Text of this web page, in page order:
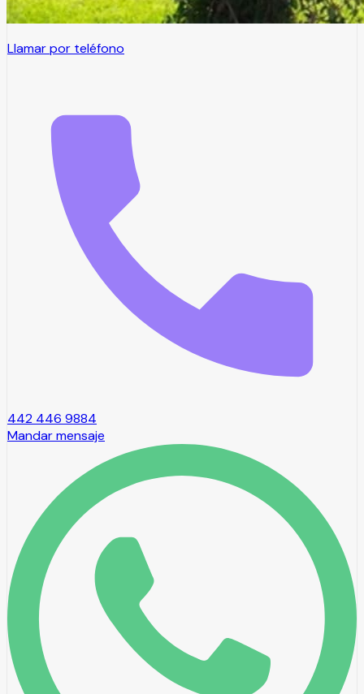
Precio referencial
Llamar por teléfono
442 446 9884
Mandar mensaje